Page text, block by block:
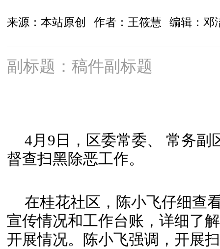
来源：本站原创 作者：王筱慧 编辑：邓
副标题：稿件副标题
4月9日，区委常委、 常务副
督查扫黑除恶工作。
在桂花社区，陈小飞仔细查
宣传情况和工作台账，详细了
开展情况。 陈小飞强调，开展